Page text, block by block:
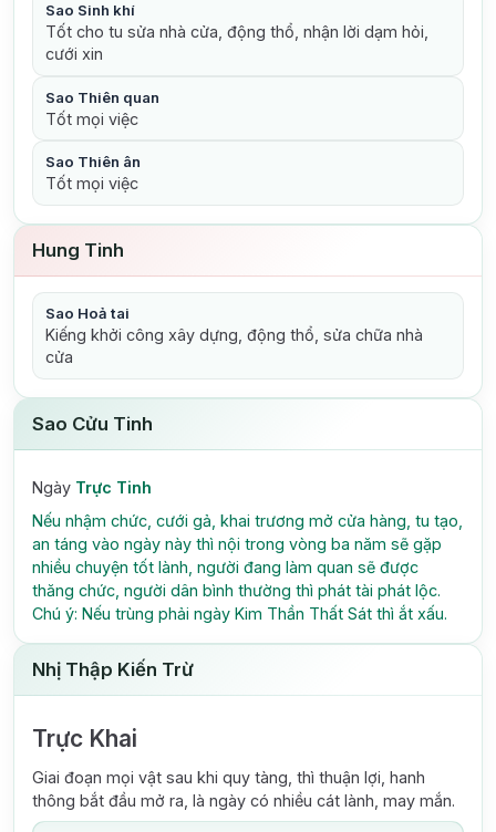
Sao Sinh khí
Tốt cho tu sửa nhà cửa, động thổ, nhận lời dạm hỏi,
cưới xin
Sao Thiên quan
Tốt mọi việc
Sao Thiên ân
Tốt mọi việc
Hung Tinh
Sao Hoả tai
Kiếng khởi công xây dựng, động thổ, sửa chữa nhà
cửa
Sao Cửu Tinh
Ngày Trực Tinh
Nếu nhậm chức, cưới gả, khai trương mở cửa hàng, tu tạo,
an táng vào ngày này thì nội trong vòng ba năm sẽ gặp
nhiều chuyện tốt lành, người đang làm quan sẽ được
thăng chức, người dân bình thường thì phát tài phát lộc.
Chú ý: Nếu trùng phải ngày Kim Thần Thất Sát thì ắt xấu.
Nhị Thập Kiến Trừ
Trực Khai
Giai đoạn mọi vật sau khi quy tàng, thì thuận lợi, hanh
thông bắt đầu mở ra, là ngày có nhiều cát lành, may mắn.